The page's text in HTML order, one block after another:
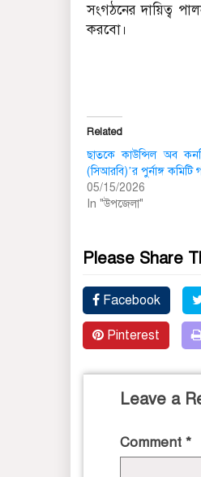
সংগঠনের দায়িত্ব
করবো।
Related
ছাতকে কাউন্সিল অব
(সিআরবি)’র পুর্নাঙ্গ কমিটি
05/15/2026
In "উপজেলা"
Please Share
Facebook
Pinterest
Leave a
Comment *